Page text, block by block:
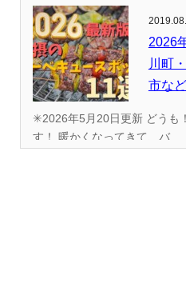
2026
川町
市な
✳︎2026年5月20日更新 どうも
す！ 暖かくなってきて、バ...